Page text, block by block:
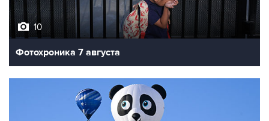
10
Фотохроника 7 августа